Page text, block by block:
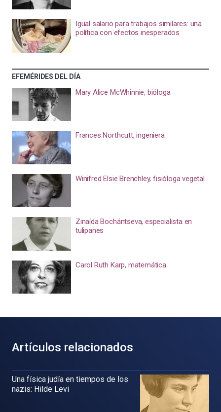
Igual salario para trabajos similares: una
política con efectos inesperados
EFEMÉRIDES DEL DÍA
Mary Alice McWhinnie, bióloga
Frances Northcutt, ingeniera
Winifred Elsie Brenchley, fisióloga vegetal
Zinaída Bochántseva, especialista en
tulipanes
Carol Ruth Karp, matemática
Artículos relacionados
Una física judía en tiempos de los
nazis: Hilde Levi